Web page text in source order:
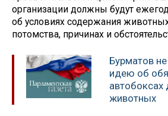
организации должны будут
об условиях содержания
потомства, причинах и
Бурматов
идею об
автобоксах
животных